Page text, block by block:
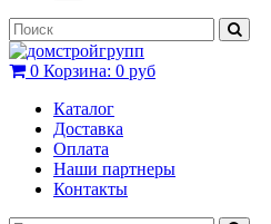
0 Корзина: 0 руб
Каталог
Доставка
Оплата
Наши партнеры
Контакты